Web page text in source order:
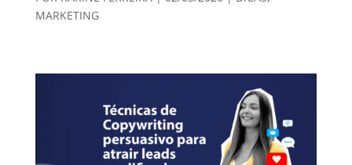
MARKETING